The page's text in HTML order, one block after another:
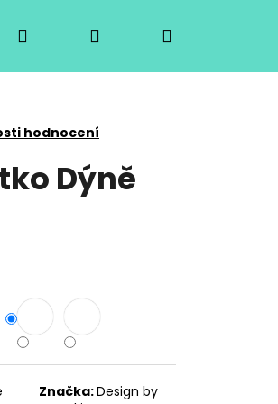
Odkazy O vykrajovátkách
Přihlášení
hodnocení
Dýně
Značka:Design by